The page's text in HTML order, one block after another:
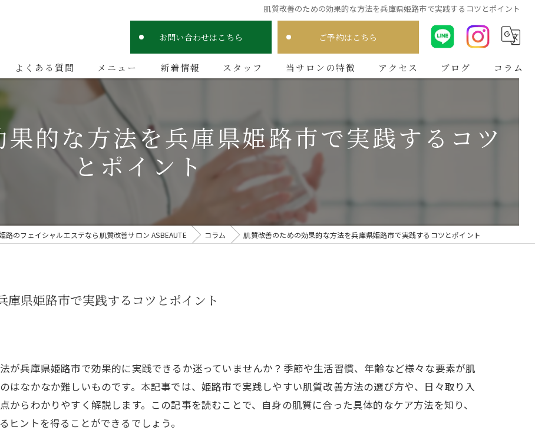
肌質改善のための効果的な方法を兵庫県姫路市で実践するコツとポイント
お問い合わせはこちら ご予約はこちら
よくある質問 メニュー 新着情報 スタッフ 当サロンの特徴
メンズ
シミ
アクセス ブログ コラム
的な方法を兵庫県姫路市で実践するコツ
とポイント
路のフェイシャルエステなら肌質改善サロン ASBEAUTE コラム 肌質改善のための効果的な方法を兵庫県姫路市で実践するコツとポイント
県姫路市で実践するコツとポイント
が兵庫県姫路市で効果的に実践できるか迷っていませんか？季節や生活習慣、年齢など様々な要素が肌
はなかなか難しいものです。本記事では、姫路市で実践しやすい肌質改善方法の選び方や、日々取り入
からわかりやすく解説します。この記事を読むことで、自身の肌質に合った具体的なケア方法を知り、
ヒントを得ることができるでしょう。